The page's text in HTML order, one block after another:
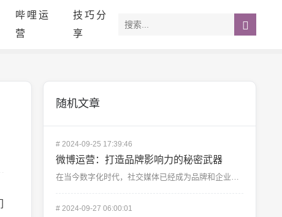
哔哩运
营
技巧分
享
随机文章
#2024-09-25 17:39:46
微博运营：打造品牌影响力的秘密武器
在当今数字化时代，社交媒体已经成为品牌和企业宣传的核心渠道，而微博作为中国最具活跃度的社交平台之一，...
#2024-09-27 06:00:01